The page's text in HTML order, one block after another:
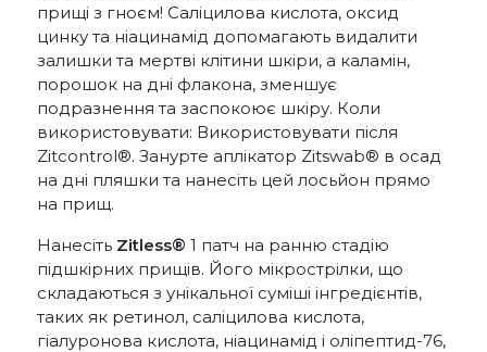
прищі з гноєм! Саліцилова кислота, оксид
цинку та ніацинамід допомагають видалити
залишки та мертві клітини шкіри, а каламін,
порошок на дні флакона, зменшує
подразнення та заспокоює шкіру. Коли
використовувати: Використовувати після
Zitcontrol®. Занурте аплікатор Zitswab® в осад
на дні пляшки та нанесіть цей лосьйон прямо
на прищ.
Нанесіть Zitless® 1 патч на ранню стадію
підшкірних прищів. Його мікрострілки, що
складаються з унікальної суміші інгредієнтів,
таких як ретинол, саліцилова кислота,
гіалуронова кислота, ніацинамід і оліпептид-76,